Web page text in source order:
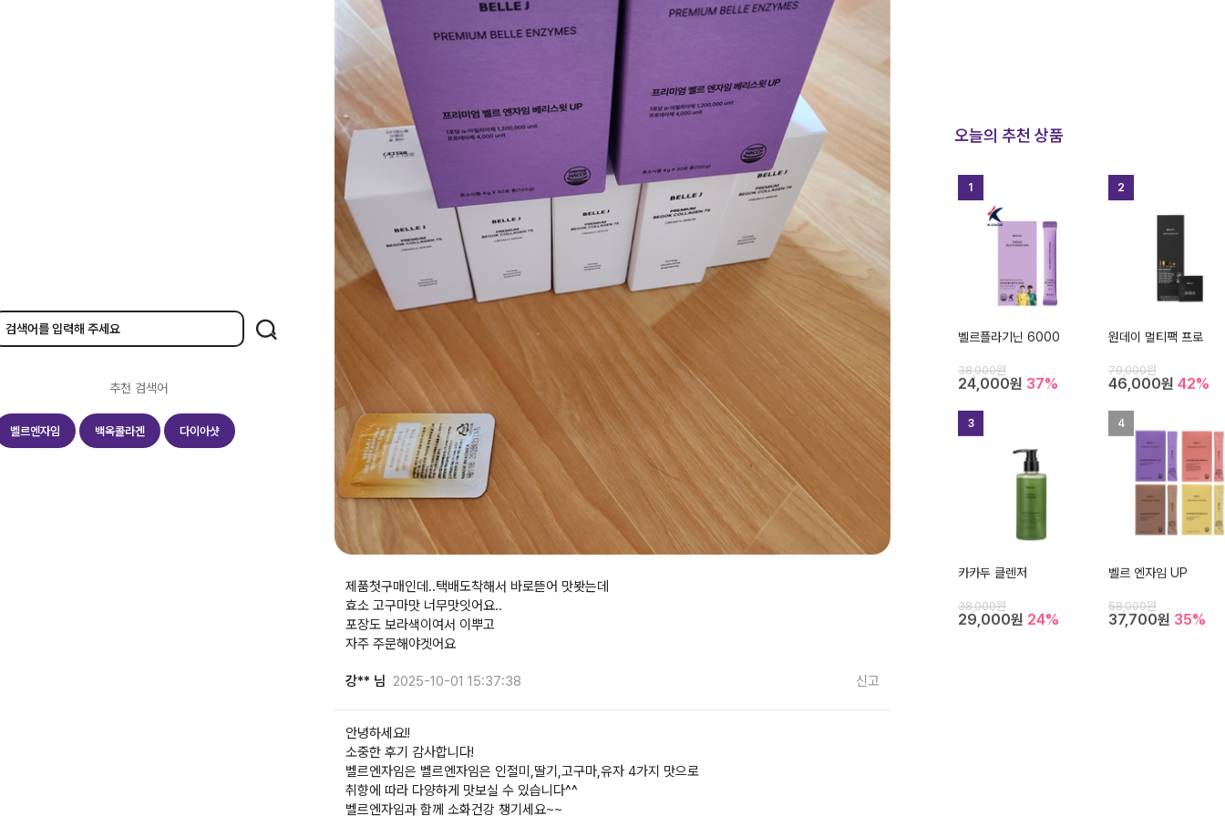
제품첫구매인데..택배도착해서 바로뜯어 맛봣는데
효소 고구마맛 너무맛잇어요..
포장도 보라색이여서 이뿌고
자주 주문해야겟어요
강** 님 2025-10-01 15:37:38 신고
안녕하세요!!
소중한 후기 감사합니다!
벨르엔자임은 벨르엔자임은 인절미,딸기,고구마,유자 4가지 맛으로
취향에 따라 다양하게 맛보실 수 있습니다^^
벨르엔자임과 함께 소화건강 챙기세요~~
추천 검색어
벨르엔자임 백옥콜라겐 다이아샷
오늘의 추천 상품
1
벨르플라기닌 6000
38,000원
24,000원 37%
2
원데이 멀티팩 프로
79,000원
46,000원 42%
3
카카두 클렌저
38,000원
29,000원 24%
4
벨르 엔자임 UP
58,000원
37,700원 35%